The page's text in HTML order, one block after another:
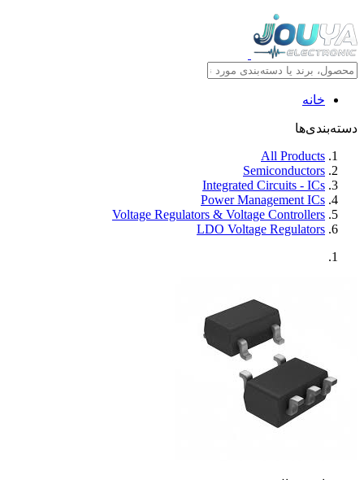
خانه
دسته‌بندی‌ها
All Products
Semiconductors
Integrated Circuits - ICs
Power Management ICs
Voltage Regulators & Voltage Controllers
LDO Voltage Regulators